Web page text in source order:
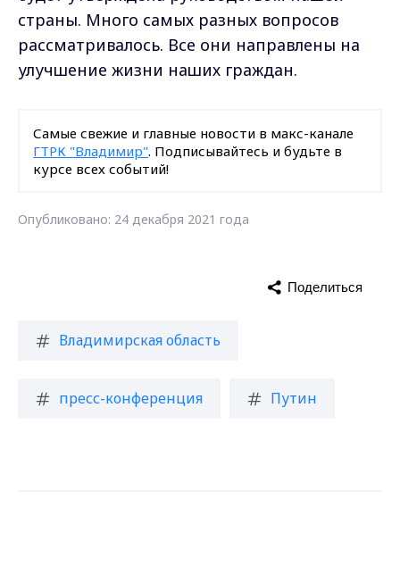
страны. Много самых разных вопросов
рассматривалось. Все они направлены на
улучшение жизни наших граждан.
Самые свежие и главные новости в макс-канале
ГТРК "Владимир". Подписывайтесь и будьте в
курсе всех событий!
Опубликовано: 24 декабря 2021 года
Владимирская область
пресс-конференция Путин
Поделиться